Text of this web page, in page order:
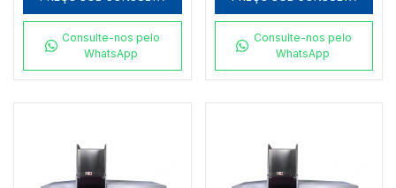
Posições
Consulte-nos pelo
WhatsApp
Consulte-nos pelo
WhatsApp